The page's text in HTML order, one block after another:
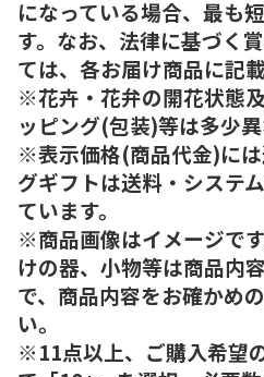
になっている場合、最も
す。なお、法律に基づく
ては、各お届け商品に記載
※花卉・花弁の開花状態
ッピング(包装)等は多少異
※表示価格(商品代金)に
グギフトは送料・システ
ています。
※商品画像はイメージで
けの器、小物等は商品内
で、商品内容をお確かめ
い。
※11点以上、ご購入希望